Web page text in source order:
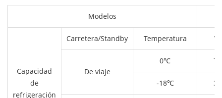
Modelos
Capacidad
de
refrigeración
Carretera/Standby Temperatura
De viaje
0℃
-18℃